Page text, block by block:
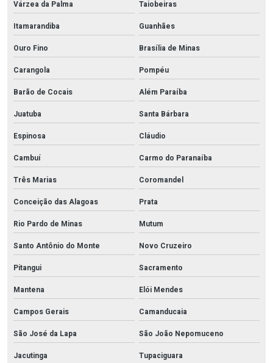
Várzea da Palma
Taiobeiras
Itamarandiba
Guanhães
Ouro Fino
Brasília de Minas
Carangola
Pompéu
Barão de Cocais
Além Paraíba
Juatuba
Santa Bárbara
Espinosa
Cláudio
Cambuí
Carmo do Paranaíba
Três Marias
Coromandel
Conceição das Alagoas
Prata
Rio Pardo de Minas
Mutum
Santo Antônio do Monte
Novo Cruzeiro
Pitangui
Sacramento
Mantena
Elói Mendes
Campos Gerais
Camanducaia
São José da Lapa
São João Nepomuceno
Jacutinga
Tupaciguara